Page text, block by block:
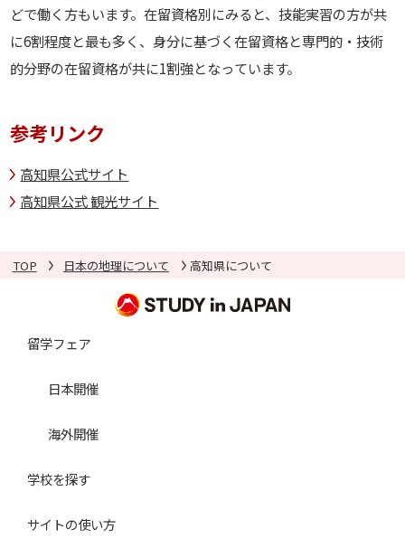
どで働く方もいます。在留資格別にみると、技能実習の方が共
に6割程度と最も多く、身分に基づく在留資格と専門的・技術
的分野の在留資格が共に1割強となっています。
参考リンク
高知県公式サイト
高知県公式 観光サイト
TOP 日本の地理について 高知県について
留学フェア
日本開催
海外開催
学校を探す
サイトの使い方